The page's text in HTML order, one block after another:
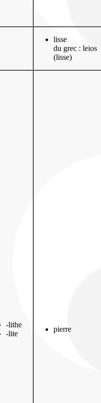
lisse
du grec : leios
(lisse)
-lithe
-lite
pierre